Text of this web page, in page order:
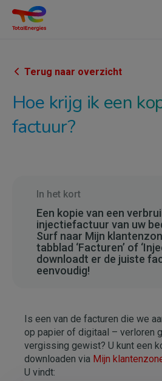
naar
inhoud
gaan
Terug naar overzicht
Hoe krijg ik een
factuur?
In het kort
Een kopie van een
injectiefactuur van uw
Surf naar Mijn
tabblad ‘Facturen’ of
downloadt er de juiste
eenvoudig!
Is een van de facturen die we
op papier of digitaal – verloren
vergissing gewist? U kunt een
downloaden via Mijn
U vindt: